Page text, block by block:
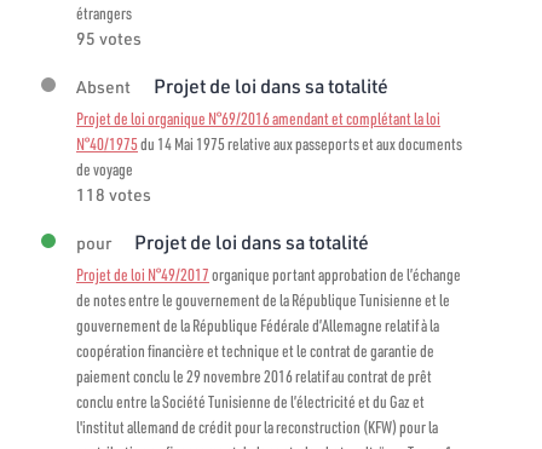
étrangers
95 votes
Absent Projet de loi dans sa totalité
Projet de loi organique N°69/2016 amendant et complétant la loi
N°40/1975du 14 Mai 1975 relative aux passeports et aux documents
de voyage
118 votes
pour Projet de loi dans sa totalité
Projet de loi N°49/2017organique portant approbation de l’échange
de notes entre le gouvernement de la République Tunisienne et le
gouvernement de la République Fédérale d’Allemagne relatif à la
coopération financière et technique et le contrat de garantie de
paiement conclu le 29 novembre 2016 relatif au contrat de prêt
conclu entre la Société Tunisienne de l’électricité et du Gaz et
l'institut allemand de crédit pour la reconstruction (KFW) pour la